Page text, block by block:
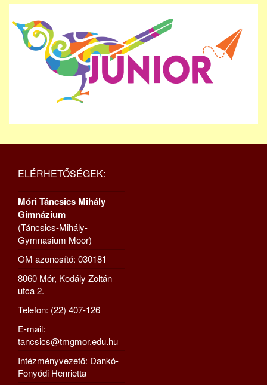
ELÉRHETŐSÉGEK:
Móri Táncsics Mihály
Gimnázium
(Táncsics-Mihály-
Gymnasium Moor)
OM azonosító: 030181
8060 Mór, Kodály Zoltán
utca 2.
Telefon: (22) 407-126
E-mail:
tancsics@tmgmor.edu.hu
Intézményvezető: Dankó-
Fonyódi Henrietta